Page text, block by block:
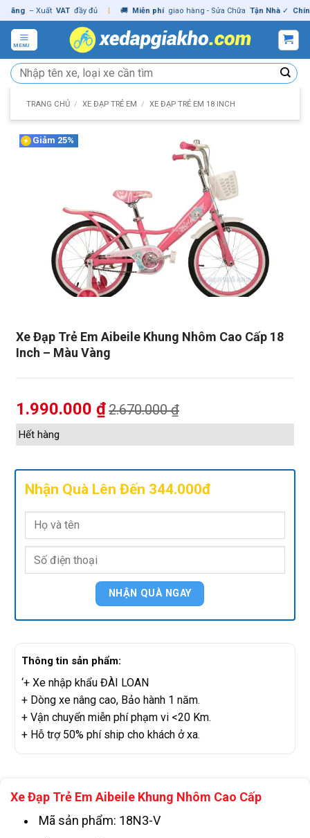
Skip
to
content
– Xuất VAT đầy đủ | 🚚 Miễn phí giao hàng - Sửa Chữa Tận Nhà ✓ Chính
MENU
Tìm
kiếm:
TRANG CHỦ / XE ĐẠP TRẺ EM / XE ĐẠP TRẺ EM 18 INCH
Xe Đạp Trẻ Em Aibeile Khung Nhôm Cao Cấp 18
Inch – Màu Vàng
Giảm 25%
1.990.000 ₫2.670.000₫
Hết hàng
Nhận Quà Lên Đến 344.000đ
Thông tin sản phẩm:
‘+ Xe nhập khẩu ĐÀI LOAN
+ Dòng xe nâng cao, Bảo hành 1 năm.
+ Vận chuyển miễn phí phạm vi <20 Km.
+ Hỗ trợ 50% phí ship cho khách ở xa.
Xe Đạp Trẻ Em Aibeile Khung Nhôm Cao Cấp
Mã sản phẩm: 18N3-V